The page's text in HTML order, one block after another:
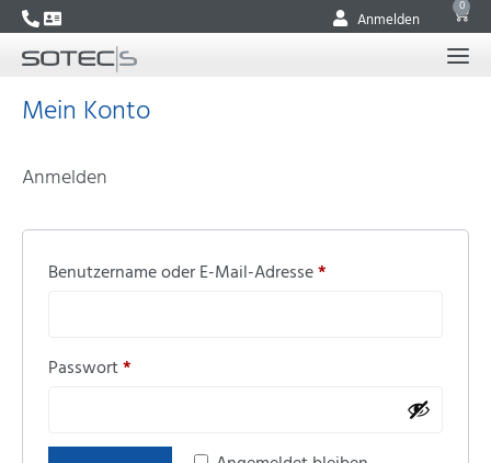
Anmelden
0
Mein Konto
Anmelden
Benutzername oder E-Mail-Adresse*
Passwort*
Alternative: